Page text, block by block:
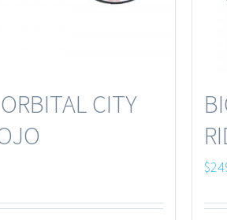
CITY
$